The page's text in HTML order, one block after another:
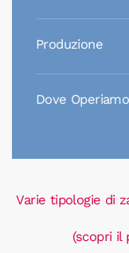
Produzione
Dove Operiamo
Varie tipologie di
(scopri il